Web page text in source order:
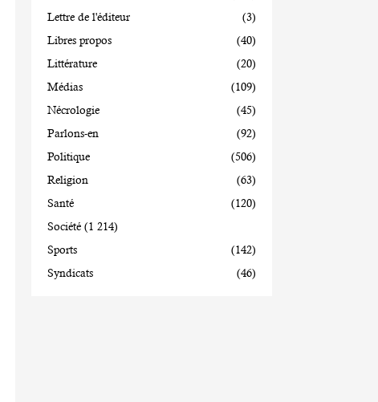
Lettre de l'éditeur
(3)
Libres propos
(40)
Littérature
(20)
Médias
(109)
Nécrologie
(45)
Parlons-en
(92)
Politique
(506)
Religion
(63)
Santé
(120)
Société (1 214)
Sports
(142)
Syndicats
(46)